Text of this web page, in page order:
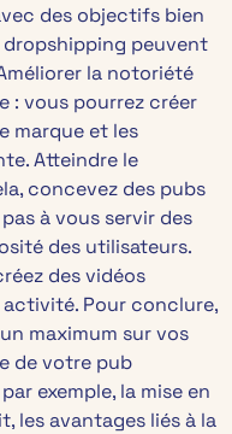
des objectifs bien
peuvent
la notoriété
: vous pourrez créer
marque et les
Atteindre le
concevez des pubs
à vous servir des
des utilisateurs.
des vidéos
Pour conclure,
maximum sur vos
de votre pub
exemple, la mise en
les avantages liés à la